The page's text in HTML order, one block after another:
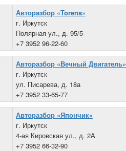
Авторазбор «Torens»
г. Иркутск
Полярная ул., д. 95/5
+7 3952 96-22-60
Авторазбор «Вечный Двигатель»
г. Иркутск
ул. Писарева, д. 18а
+7 3952 33-65-77
Авторазбор «Япончик»
г. Иркутск
4-ая Кировская ул., д. 2А
+7 3952 66-32-90